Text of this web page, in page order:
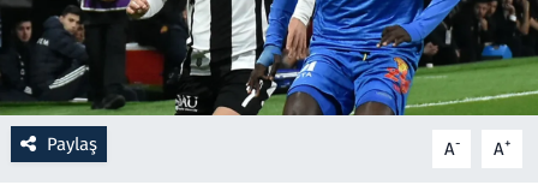
Paylaş A- A+
Resmi İlanlar
Rüya Tabirleri
Sağlık